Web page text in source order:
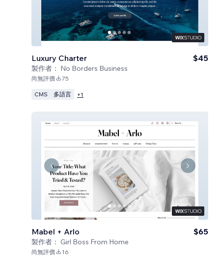
Luxury Charter
製作者： No Borders Business
$45
尚無評價 75
CMS 多語言 +1
Mabel + Arlo
製作者： Girl Boss From Home
$65
尚無評價 16